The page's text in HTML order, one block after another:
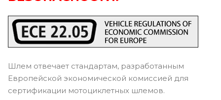
Шлем отвечает стандартам, разработанным
Европейской экономической комиссией для
сертификации мотоциклетных шлемов.